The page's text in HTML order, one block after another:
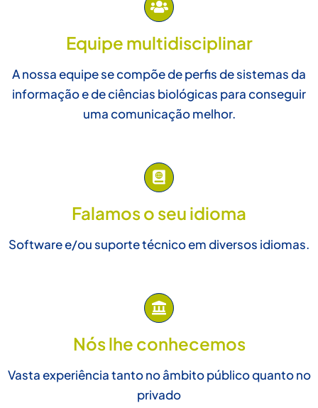
Equipe multidisciplinar
A nossa equipe se compõe de perfis de sistemas da
informação e de ciências biológicas para conseguir
uma comunicação melhor.
Falamos o seu idioma
Software e/ou suporte técnico em diversos idiomas.
Nós lhe conhecemos
Vasta experiência tanto no âmbito público quanto no
privado